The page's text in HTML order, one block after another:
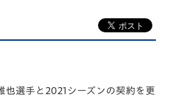
選手と2021シーズンの契約を更